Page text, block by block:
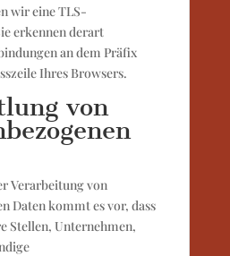
wir eine TLS-
erkennen derart
an dem Präfix
Ihres Browsers.
von
Verarbeitung von
Daten kommt es vor, dass
Stellen, Unternehmen,